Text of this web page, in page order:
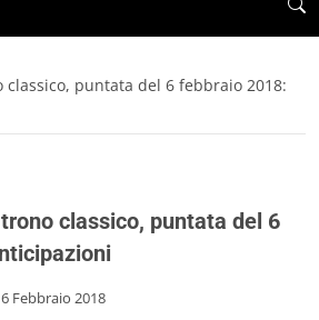
classico, puntata del 6 febbraio 2018:
classico, puntata del 6
6 Febbraio 2018